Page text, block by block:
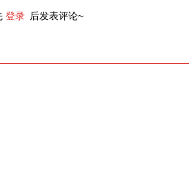
登录 后发表评论~